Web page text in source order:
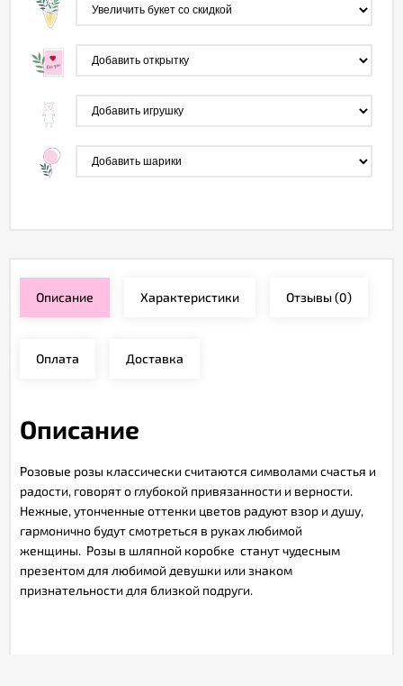
Описание Характеристики Отзывы(0)
Оплата Доставка
Описание
Розовые розы классически считаются символами счастья и
радости, говорят о глубокой привязанности и верности.
Нежные, утонченные оттенки цветов радуют взор и душу,
гармонично будут смотреться в руках любимой
женщины. Розы в шляпной коробке станут чудесным
презентом для любимой девушки или знаком
признательности для близкой подруги.